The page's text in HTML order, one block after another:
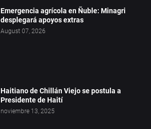
Emergencia agrícola en Ñuble: Minagri
desplegará apoyos extras
August 07, 2026
Haitiano de Chillán Viejo se postula a
Presidente de Haití
noviembre 13, 2025